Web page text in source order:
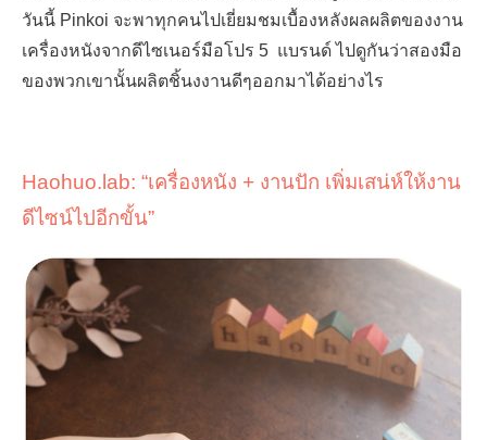
วันนี้ Pinkoi จะพาทุกคนไปเยี่ยมชมเบื้องหลังผลผลิตของงาน
เครื่องหนังจากดีไซเนอร์มือโปร 5 แบรนด์ ไปดูกันว่าสองมือ
ของพวกเขานั้นผลิตชิ้นงงานดีๆออกมาได้อย่างไร
Haohuo.lab: “เครื่องหนัง + งานปัก เพิ่มเสน่ห์ให้งาน
ดีไซน์ไปอีกขั้น”